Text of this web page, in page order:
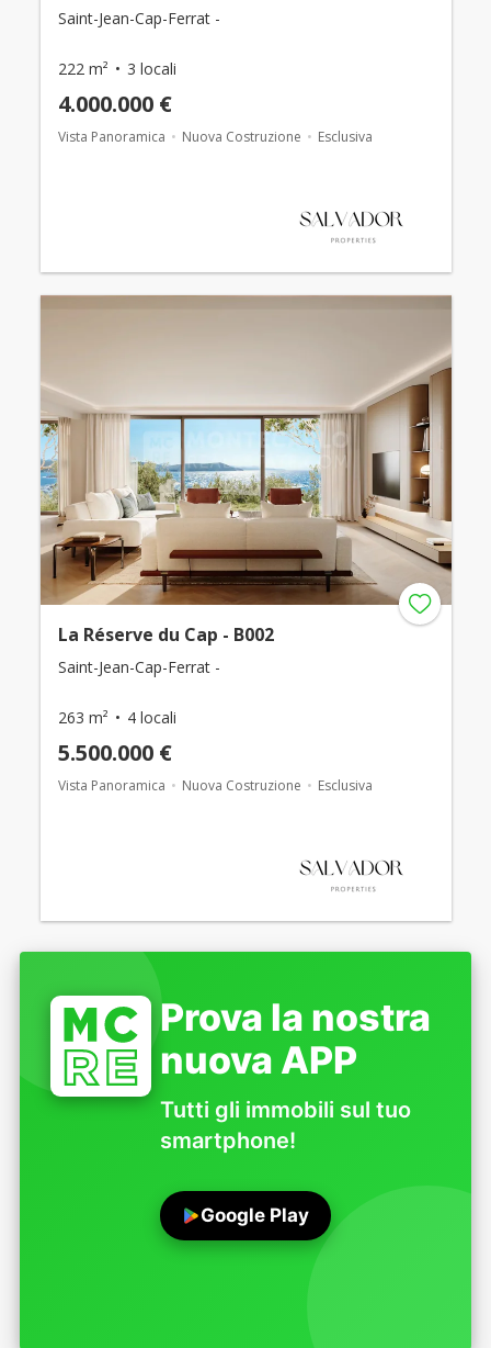
Saint-Jean-Cap-Ferrat -
222 m² 3 locali
4.000.000 €
Vista Panoramica Nuova Costruzione Esclusiva
La Réserve du Cap - B002
Saint-Jean-Cap-Ferrat -
263 m² 4 locali
5.500.000 €
Vista Panoramica Nuova Costruzione Esclusiva
Prova la nostra
nuova APP
Tutti gli immobili sul tuo
smartphone!
Google Play